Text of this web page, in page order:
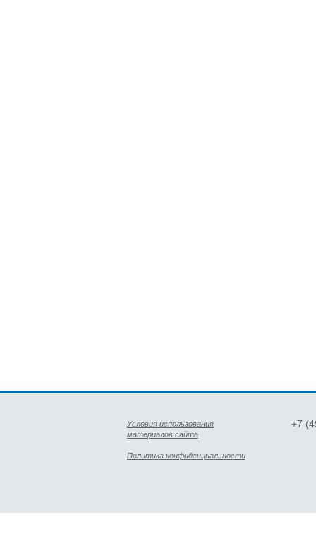
Условия использования
материалов сайта
Политика конфиденциальности
+7